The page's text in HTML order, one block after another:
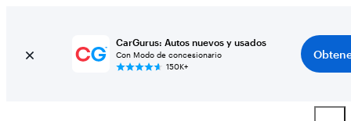
CarGurus: Autos nuevos y usados
Con Modo de concesionario
150K+